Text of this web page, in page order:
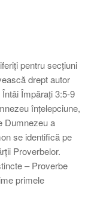
pentru secțiuni
drept autor
Împărați 3:5-9
înțelepciune,
Dumnezeu a
se identifică pe
Proverbelor.
– Proverbe
primele